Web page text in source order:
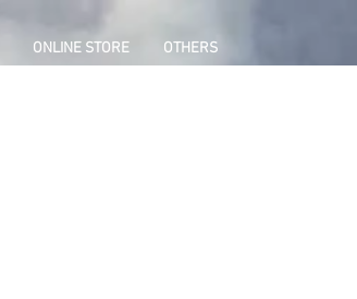
ONLINE STORE OTHERS